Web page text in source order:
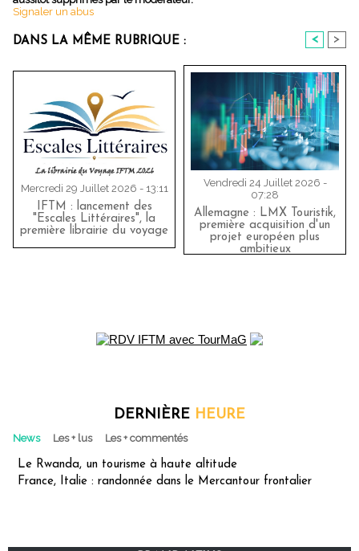
Signaler un abus
DANS LA MÊME RUBRIQUE : < >
Mercredi 29 Juillet 2026 - 13:11
IFTM : lancement des
"Escales Littéraires", la
première librairie du voyage
Vendredi 24 Juillet 2026 -
07:28
Allemagne : LMX Touristik,
première acquisition d'un
projet européen plus
ambitieux
DERNIÈRE HEURE
News Les + lus Les + commentés
Le Rwanda, un tourisme à haute altitude
France, Italie : randonnée dans le Mercantour frontalier